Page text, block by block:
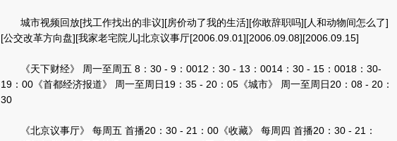
城市视频回放[找工作找出的非议][房价动了我的生活][你敢辞职吗][人和动物间怎么了]
[公交改革方向盘][我家老宅院儿]北京议事厅[2006.09.01][2006.09.08][2006.09.15]
《天下财经》 周一至周五 8：30 - 9：0012：30 - 13：0014：30 - 15：0018：30-
19：00《首都经济报道》 周一至周日19：35 - 20：05《城市》 周一至周日20：08 - 20：
30
《北京议事厅》 每周五 首播20：30 - 21：00《收藏》 每周四 首播20：30 - 21：